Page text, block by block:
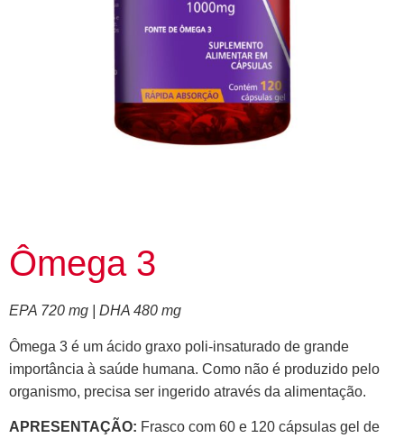
Ômega 3
EPA 720 mg | DHA 480 mg
Ômega 3 é um ácido graxo poli-insaturado de grande
importância à saúde humana. Como não é produzido pelo
organismo, precisa ser ingerido através da alimentação.
APRESENTAÇÃO: Frasco com 60 e 120 cápsulas gel de